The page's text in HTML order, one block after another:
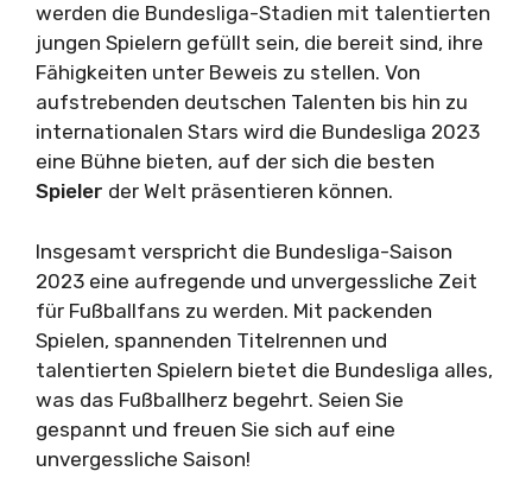
werden die Bundesliga-Stadien mit talentierten
jungen Spielern gefüllt sein, die bereit sind, ihre
Fähigkeiten unter Beweis zu stellen. Von
aufstrebenden deutschen Talenten bis hin zu
internationalen Stars wird die Bundesliga 2023
eine Bühne bieten, auf der sich die besten
Spieler der Welt präsentieren können.
Insgesamt verspricht die Bundesliga-Saison
2023 eine aufregende und unvergessliche Zeit
für Fußballfans zu werden. Mit packenden
Spielen, spannenden Titelrennen und
talentierten Spielern bietet die Bundesliga alles,
was das Fußballherz begehrt. Seien Sie
gespannt und freuen Sie sich auf eine
unvergessliche Saison!